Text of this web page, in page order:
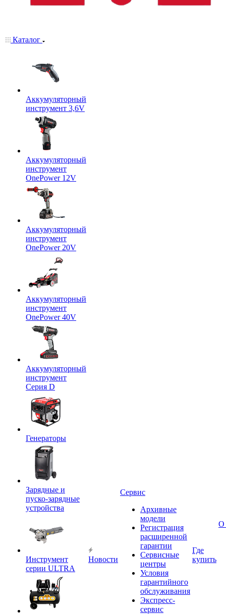
Каталог
Аккумуляторный
инструмент 3,6V
Аккумуляторный
инструмент
OnePower 12V
Аккумуляторный
инструмент
OnePower 20V
Аккумуляторный
инструмент
OnePower 40V
Аккумуляторный
инструмент
Серия D
Генераторы
Зарядные и
пуско-зарядные
устройства
Инструмент
серии ULTRA
Новости
Сервис
Архивные
модели
Регистрация
расширенной
гарантии
Сервисные
центры
Условия
гарантийного
обслуживания
Экспресс-
сервис
Где
купить
О